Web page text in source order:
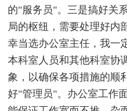
的"服务员"。三是搞好关
局的枢纽，需要处理好内
幸当选办公室主任，我一
本科室人员和其他科室协
象，以确保各项措施的顺
好"管理员"。办公室工作